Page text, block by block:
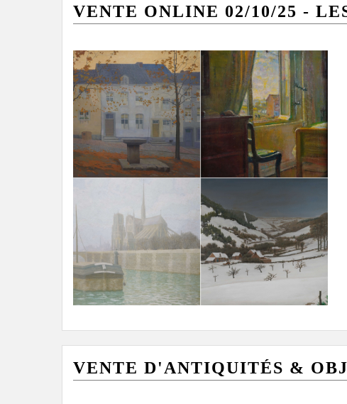
VENTE ONLINE 02/10/25 -
VENTE D'ANTIQUITÉS &